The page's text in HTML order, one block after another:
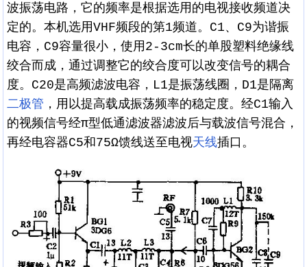
波振荡电路，它的频率是根据选用的电视接收频道决
定的。本机选用VHF频段的第1频道。C1、C9为谐振
电容，C9容量很小，使用2-3cm长的单股塑料绝缘线
绞合而成，通过调整它的绞合度可以改变信号的耦合
度。C20是高频滤波电容，L1是振荡线圈，D1是隔离
二极管 ，用以提高载成振荡频率的稳定度。经C1输入
的视频信号经π型低通滤波器滤波后与载波信号混合，
再经电容器C5和75Ω馈线送至电视天线插口。